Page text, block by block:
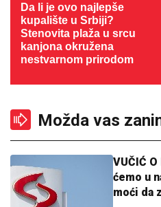
Da li je ovo najlepše
kupalište u Srbiji?
Stenovita plaža u srcu
kanjona okružena
nestvarnom prirodom
Možda vas
VUČIĆ
ćemo u
moći da